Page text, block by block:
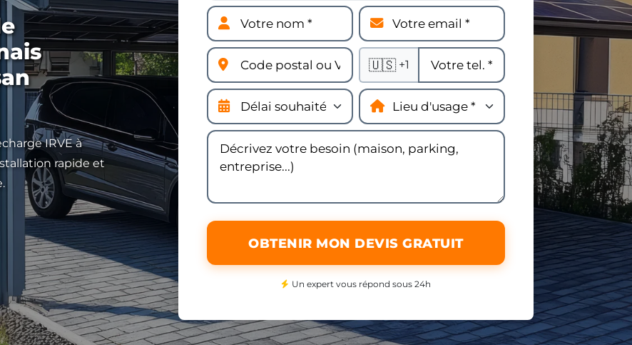
IRVE à
rapide et
🇺🇸 +1
OBTENIR MON DEVIS GRATUIT
Un expert vous répond sous 24h